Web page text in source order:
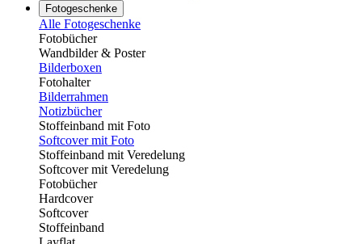
Fotogeschenke
Alle Fotogeschenke
Fotobücher
Wandbilder & Poster
Bilderboxen
Fotohalter
Bilderrahmen
Notizbücher
Stoffeinband mit Foto
Softcover mit Foto
Stoffeinband mit Veredelung
Softcover mit Veredelung
Fotobücher
Hardcover
Softcover
Stoffeinband